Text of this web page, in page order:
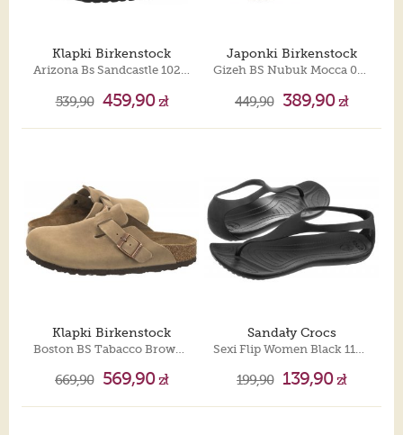
Klapki Birkenstock
Arizona Bs Sandcastle 1029260
539,90 459,90zł
Japonki Birkenstock
Gizeh BS Nubuk Mocca 043751
449,90 389,90zł
Klapki Birkenstock
Boston BS Tabacco Brown 0960813
669,90 569,90zł
Sandały Crocs
199,90 139,90zł